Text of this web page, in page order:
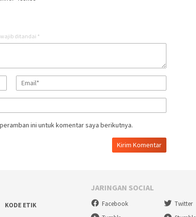
wajib ditandai *
ini untuk komentar saya berikutnya.
KODE ETIK
JARINGAN SOCIAL
Facebook Twitter